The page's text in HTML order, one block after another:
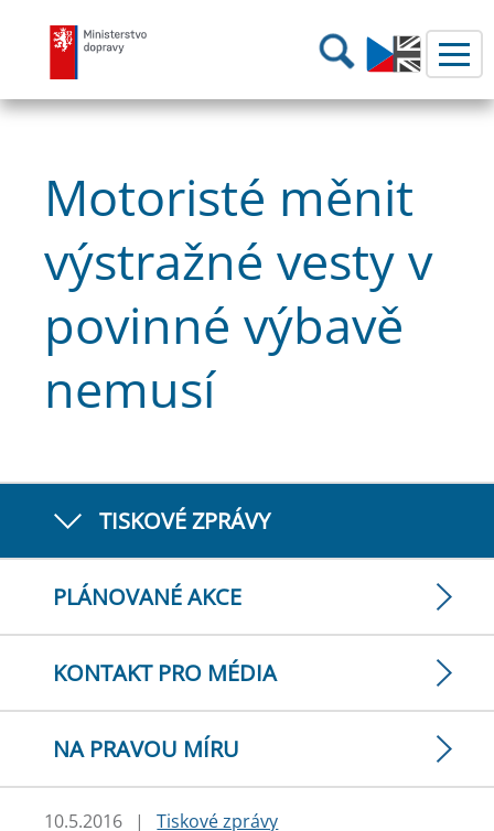
Ministerstvo dopravy Hledání
Motoristé měnit
výstražné vesty v
povinné výbavě
nemusí
TISKOVÉ ZPRÁVY
PLÁNOVANÉ AKCE
KONTAKT PRO MÉDIA
NA PRAVOU MÍRU
10.5.2016 | Tiskové zprávy